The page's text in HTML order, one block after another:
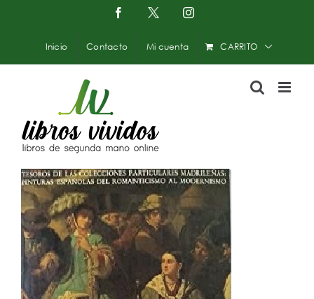
contenido
Facebook
X
Instagram
Inicio Contacto Mi cuenta CARRITO